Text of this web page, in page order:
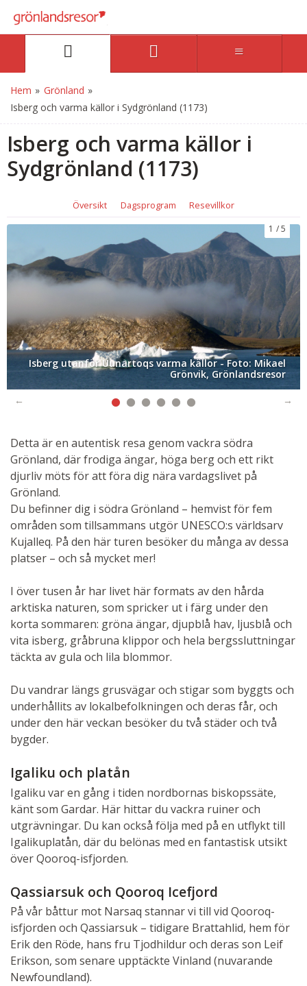
Hem » Grönland »
Isberg och varma källor i Sydgrönland (1173)
Isberg och varma källor i
Sydgrönland (1173)
Översikt Dagsprogram Resevillkor
Isberg utanför Uunartoqs varma källor - Foto: Mikael
Grönvik, Grönlandsresor
Uunartoqs varma källor - Foto: Mikael Grönvik,
Grönlandsresor
Fornlämning i Igaliku - Foto: Monica Larsson,
Grönlandsresor
1 5
Detta är en autentisk resa genom vackra södra
Grönland, där frodiga ängar, höga berg och ett rikt
djurliv möts för att föra dig nära vardagslivet på
Grönland.
Du befinner dig i södra Grönland – hemvist för fem
områden som tillsammans utgör UNESCO:s världsarv
Kujalleq. På den här turen besöker du många av dessa
platser – och så mycket mer!
I över tusen år har livet här formats av den hårda
arktiska naturen, som spricker ut i färg under den
korta sommaren: gröna ängar, djupblå hav, ljusblå och
vita isberg, gråbruna klippor och hela bergssluttningar
täckta av gula och lila blommor.
Du vandrar längs grusvägar och stigar som byggts och
underhållits av lokalbefolkningen och deras får, och
under den här veckan besöker du två städer och två
bygder.
Igaliku och platån
Igaliku var en gång i tiden nordbornas biskopssäte,
känt som Gardar. Här hittar du vackra ruiner och
utgrävningar. Du kan också följa med på en utflykt till
Igalikuplatån, där du belönas med en fantastisk utsikt
över Qooroq-isfjorden.
Qassiarsuk och Qooroq Icefjord
På vår båttur mot Narsaq stannar vi till vid Qooroq-
isfjorden och Qassiarsuk – tidigare Brattahlid, hem för
Erik den Röde, hans fru Tjodhildur och deras son Leif
Erikson, som senare upptäckte Vinland (nuvarande
Newfoundland).